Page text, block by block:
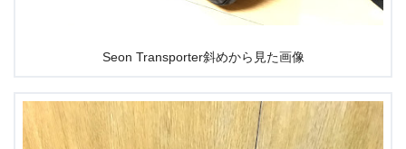
Seon Transporter斜めから見た画像